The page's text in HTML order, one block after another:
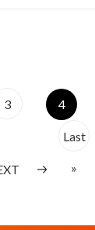
3 4
Last
»